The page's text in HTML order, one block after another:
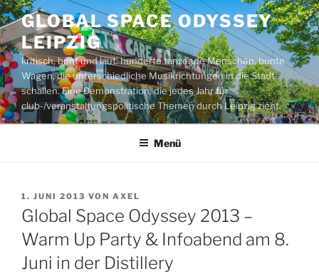
Zum
Inhalt
springen
GLOBAL SPACE ODYSSEY
LEIPZIG
kritisch, bunt und laut: hunderte tanzende Menschen, bunte
Wagen, die unterschiedliche Musikrichtungen in die Stadt
schallen. Eine Demonstration, die jedes Jahr für
club-/veranstaltungspolitische Themen durch Leipzig zieht.
Menü
VERÖFFENTLICHT
AM
1. JUNI 2013 VON AXEL
Global Space Odyssey 2013 –
Warm Up Party & Infoabend am 8.
Juni in der Distillery